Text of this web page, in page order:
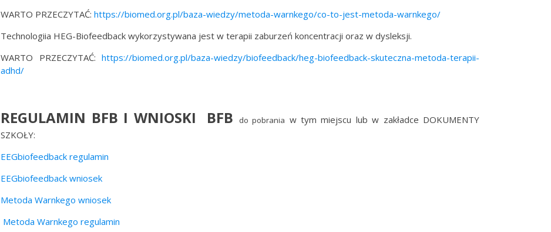
WARTO PRZECZYTAĆ:https://biomed.org.pl/baza-wiedzy/metoda-warnkego/co-to-jest-metoda-warnkego/
Technologiia HEG-Biofeedback wykorzystywana jest w terapii zaburzeń koncentracji oraz w dysleksji.
WARTO PRZECZYTAĆ: https://biomed.org.pl/baza-wiedzy/biofeedback/heg-biofeedback-skuteczna-metoda-terapii-
adhd/
REGULAMIN BFB I WNIOSKI BFB do pobrania w tym miejscu lub w zakładce DOKUMENTY
SZKOŁY:
EEGbiofeedback regulamin
EEGbiofeedback wniosek
Metoda Warnkego wniosek
Metoda Warnkego regulamin